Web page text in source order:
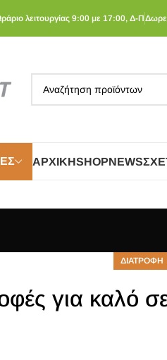
λειτουργίας 9:00 με 17:00, Δ-Π
ΑΡΧΙΚΉSHOPNEWS
ΔΙΑΤΡΟΦΗ
για καλό